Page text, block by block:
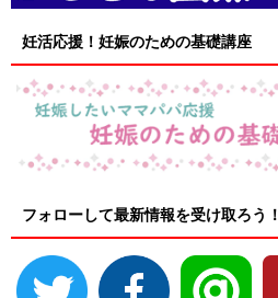
妊活応援！妊娠のための基礎講座
フォローして最新情報を受け取ろう！